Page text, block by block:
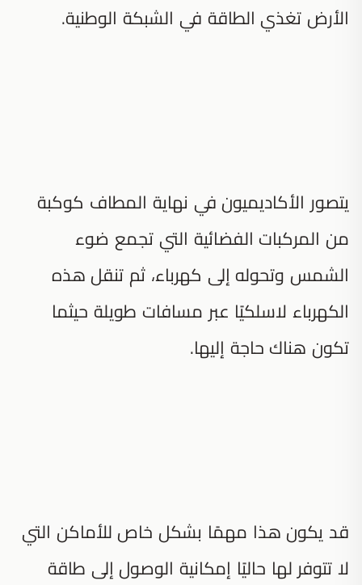
الأرض تغذي الطاقة في الشبكة الوطنية.
يتصور الأكاديميون في نهاية المطاف كوكبة
من المركبات الفضائية التي تجمع ضوء
الشمس وتحوله إلى كهرباء، ثم تنقل هذه
الكهرباء لاسلكيًا عبر مسافات طويلة حيثما
تكون هناك حاجة إليها.
قد يكون هذا مهمًا بشكل خاص للأماكن التي
لا تتوفر لها حاليًا إمكانية الوصول إلى طاقة